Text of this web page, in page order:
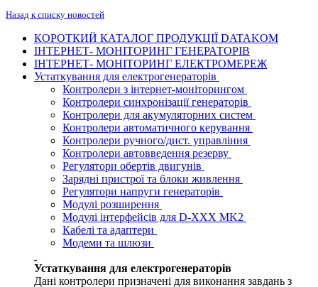
Назад к списку новостей
КОРОТКИЙ КАТАЛОГ ПРОДУКЦІЇ DATAKOM
ІНТЕРНЕТ- МОНІТОРИНГ ГЕНЕРАТОРІВ
ІНТЕРНЕТ- МОНІТОРИНГ ЕЛЕКТРОМЕРЕЖ
Устаткування для електрогенераторів
Контролери з інтернет-моніторингом
Контролери синхронізації генераторів
Контролери для акумуляторних систем
Контролери автоматичного керування
Контролери ручного/дист. управління
Контролери автовведення резерву
Регулятори обертів двигунів
Зарядні пристрої та блоки живлення
Регулятори напруги генераторів
Модулі розширення
Модулі інтерфейсів для D-XXX MK2
Кабелі та адаптери
Модеми та шлюзи
Устаткування для електрогенераторів
Дані контролери призначені для виконання завдань з